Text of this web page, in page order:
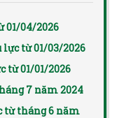
01/04/2026
từ 01/03/2026
từ 01/01/2026
7 năm 2024
từ tháng 6 năm